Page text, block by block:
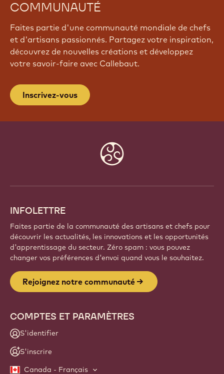
COMMUNAUTÉ
Faites partie d'une communauté mondiale de chefs
et d'artisans passionnés. Partagez votre inspiration,
découvrez de nouvelles créations et développez
votre savoir-faire avec Callebaut.
Inscrivez-vous
INFOLETTRE
Faites partie de la communauté des artisans et chefs pour
découvrir les actualités, les innovations et les opportunités
d'apprentissage du secteur. Zéro spam : vous pouvez
changer vos préférences d'envoi quand vous le souhaitez.
Rejoignez notre communauté
COMPTES ET PARAMÈTRES
S'identifier
S'inscrire
Canada - Français